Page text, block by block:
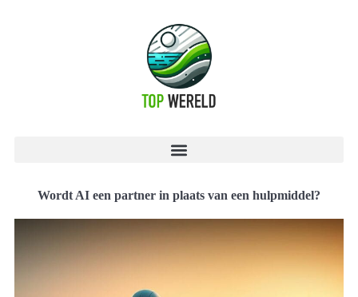
Wordt AI een partner in plaats van een hulpmiddel?